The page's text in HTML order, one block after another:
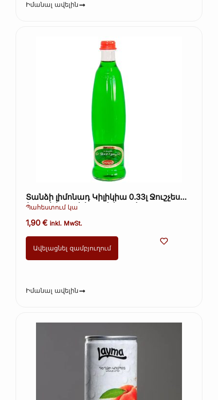
Իմանալ ավելին
Տանձի լիմոնադ Կիլիկիա 0.33լ Ջուշչես
(Kopie) (Kopie) (Kopie) (Kopie)
Պահեստում կա
1,90€ inkl. MwSt.
Ավելացնել զամբյուղում
Իմանալ ավելին